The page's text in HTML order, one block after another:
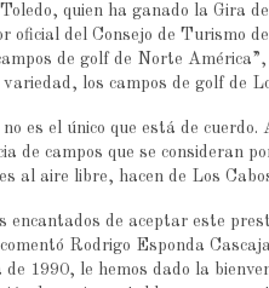
quien ha ganado la Gira
oficial del Consejo de Turismo
de golf de Norte
los campos de golf de
no es el único que está de
de campos que se consideran
al aire libre, hacen de Los
encantados de aceptar este
Rodrigo Esponda
de 1990, le hemos dado la